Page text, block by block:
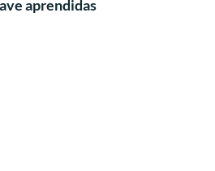
aprendidas